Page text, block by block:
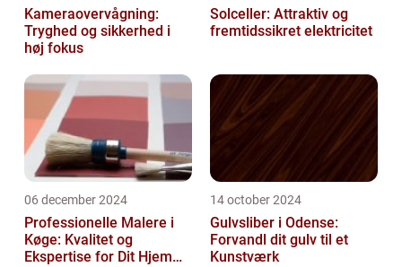
Kameraovervågning:
Tryghed og sikkerhed i
høj fokus
Solceller: Attraktiv og
fremtidssikret elektricitet
06 december 2024
Professionelle Malere i
Køge: Kvalitet og
Ekspertise for Dit Hjem
14 october 2024
Gulvsliber i Odense:
Forvandl dit gulv til et
Kunstværk